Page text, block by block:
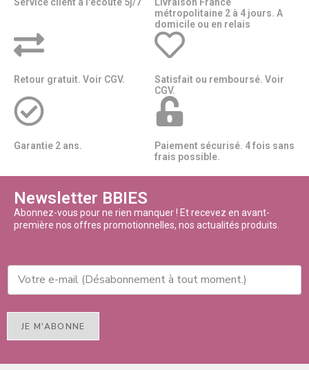
métropolitaine 2 à 4 jours. A
domicile ou en relais​​
Retour gratuit. Voir CGV.
Satisfait ou remboursé. Voir
CGV.
Garantie 2 ans.
Paiement sécurisé. 4 fois sans
frais possible.
Newsletter BBIES
Abonnez-vous pour ne rien manquer ! Et recevez en avant-
première nos offres promotionnelles, nos actualités produits.
JE M'ABONNE